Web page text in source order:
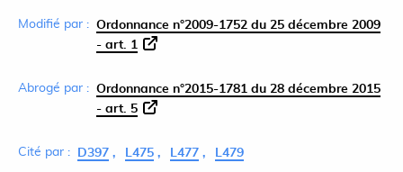
Modifié par : Ordonnance n°2009-1752 du 25 décembre 2009
- art. 1
Abrogé par : Ordonnance n°2015-1781 du 28 décembre 2015
- art. 5
Cité par : D397 L475 L477 L479